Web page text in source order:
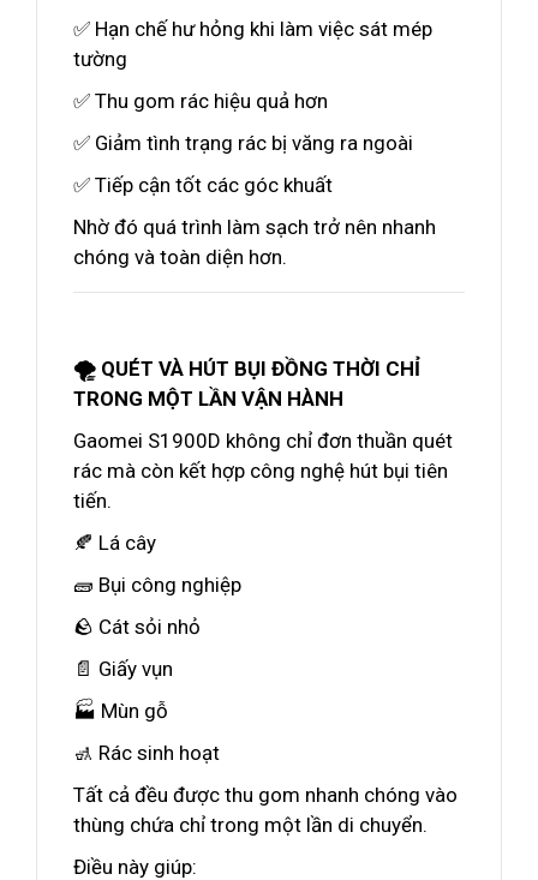
✅ Hạn chế hư hỏng khi làm việc sát mép
tường
✅ Thu gom rác hiệu quả hơn
✅ Giảm tình trạng rác bị văng ra ngoài
✅ Tiếp cận tốt các góc khuất
Nhờ đó quá trình làm sạch trở nên nhanh
chóng và toàn diện hơn.
🌪️ QUÉT VÀ HÚT BỤI ĐỒNG THỜI CHỈ
TRONG MỘT LẦN VẬN HÀNH
Gaomei S1900D không chỉ đơn thuần quét
rác mà còn kết hợp công nghệ hút bụi tiên
tiến.
🍂 Lá cây
🧱 Bụi công nghiệp
🪨 Cát sỏi nhỏ
📄 Giấy vụn
🏭 Mùn gỗ
🚮 Rác sinh hoạt
Tất cả đều được thu gom nhanh chóng vào
thùng chứa chỉ trong một lần di chuyển.
Điều này giúp: